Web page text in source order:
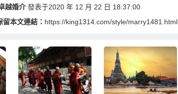
越婚介 發表于2020 年 12 月 22 日 18:37:00
本文連結： https://king1314.com/style/marry1481.html